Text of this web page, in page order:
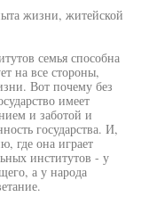
жизни, житейской
семья способна
на все стороны,
Вот почему без
имеет
и заботой и
государства. И,
где она играет
институтов - у
а у народа